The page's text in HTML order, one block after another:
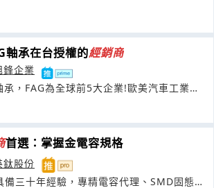
軸承在台授權的經銷商
鋒企業
，FAG為全球前5大企業!歐美汽車工業及
首選：掌握金電容規格
鈦股份
三十年經驗，專精電容代理、SMD固態電